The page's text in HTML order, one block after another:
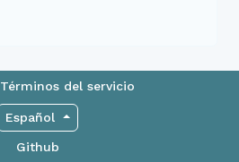
Términos del servicio
Español
Github